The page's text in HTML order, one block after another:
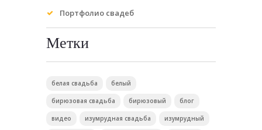
Портфолио свадеб
Метки
белая свадьба белый
бирюзовая свадьба бирюзовый блог
видео изумрудная свадьба изумрудный